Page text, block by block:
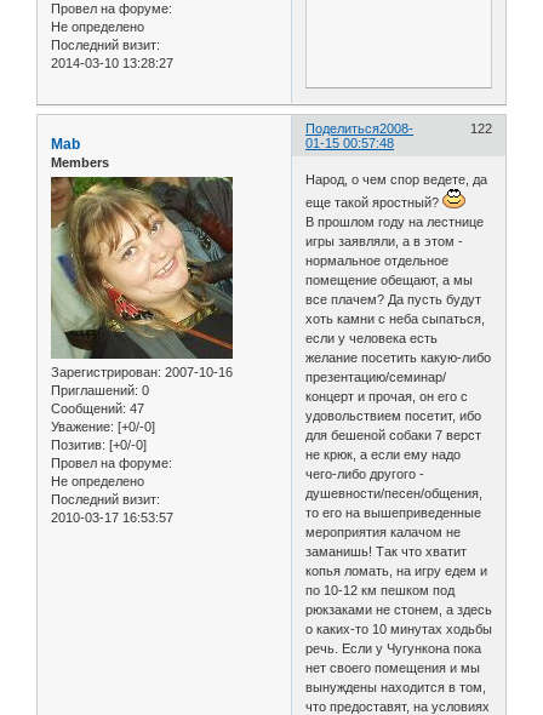
Провел на форуме:
Не определено
Последний визит:
2014-03-10 13:28:27
Поделиться 122
2008-
01-15 00:57:48
Mab
Members
Зарегистрирован: 2007-10-16
Приглашений: 0
Сообщений: 47
Уважение: [+0/-0]
Позитив: [+0/-0]
Провел на форуме:
Не определено
Последний визит:
2010-03-17 16:53:57
Народ, о чем спор ведете, да
еще такой яростный?
В прошлом году на лестнице
игры заявляли, а в этом -
нормальное отдельное
помещение обещают, а мы
все плачем? Да пусть будут
хоть камни с неба сыпаться,
если у человека есть
желание посетить какую-либо
презентацию/семинар/
концерт и прочая, он его с
удовольствием посетит, ибо
для бешеной собаки 7 верст
не крюк, а если ему надо
чего-либо другого -
душевности/песен/общения,
то его на вышеприведенные
мероприятия калачом не
заманишь! Так что хватит
копья ломать, на игру едем и
по 10-12 км пешком под
рюкзаками не стонем, а здесь
о каких-то 10 минутах ходьбы
речь. Если у Чугункона пока
нет своего помещения и мы
вынуждены находится в том,
что предоставят, на условиях